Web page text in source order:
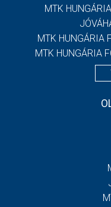
MTK
MTK HUNGÁRIA
MTK HUNGÁRIA